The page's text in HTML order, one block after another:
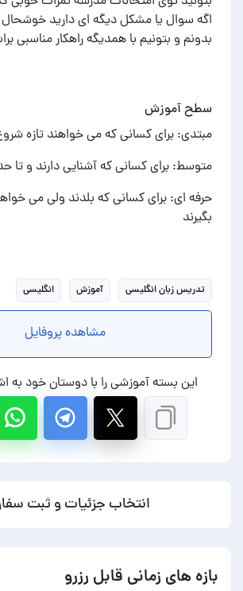
اگه سوال یا مشکل دیگه ای دارید
بدونم و بتونیم با همدیگه راهکار مناسبی
سطح آموزش
مبتدی: برای کسانی که می خواهند تازه
متوسط: برای کسانی که آشنایی دارند و تا
حرفه ای: برای کسانی که بلدند ولی می
بگیرند
تدریس زبان انگلیسی آموزش انگلیسی
مشاهده پروفایل
این بسته آموزشی را با دوستان خود به
انتخاب جزئیات و ثبت
بازه های زمانی قابل رزرو